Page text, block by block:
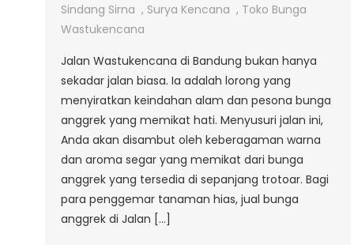
Jalan
Sindang Sirna , Surya Kencana , Toko Bunga
Wastukencana
Jalan Wastukencana di Bandung bukan hanya
sekadar jalan biasa. Ia adalah lorong yang
menyiratkan keindahan alam dan pesona bunga
anggrek yang memikat hati. Menyusuri jalan ini,
Anda akan disambut oleh keberagaman warna
dan aroma segar yang memikat dari bunga
anggrek yang tersedia di sepanjang trotoar. Bagi
para penggemar tanaman hias, jual bunga
anggrek di Jalan […]